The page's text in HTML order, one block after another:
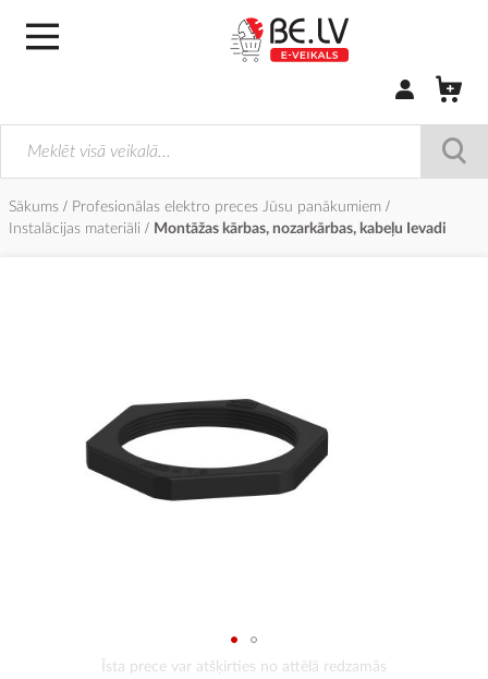
Pierakstīties/
Sākums
Profesionālas elektro preces Jūsu panākumiem
Instalācijas materiāli
Montāžas kārbas, nozarkārbas, kabeļu Ievadi
Īsta prece var atšķirties no attēlā redzamās